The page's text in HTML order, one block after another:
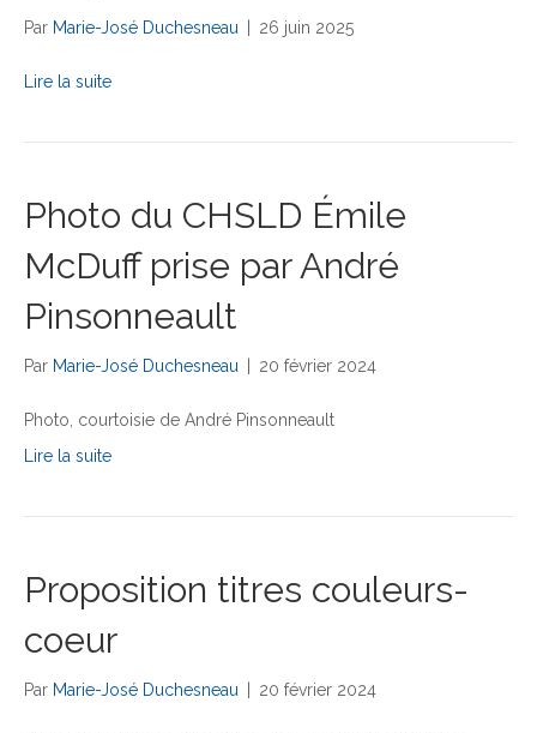
Par Marie-José Duchesneau 26 juin 2025
Lire la suite
Photo du CHSLD Émile
McDuff prise par André
Pinsonneault
Par Marie-José Duchesneau 20 février 2024
Photo, courtoisie de André Pinsonneault
Lire la suite
Proposition titres couleurs-
coeur
Par Marie-José Duchesneau 20 février 2024